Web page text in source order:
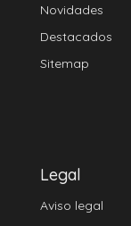
Novidades
Destacados
Sitemap
Legal
Aviso legal